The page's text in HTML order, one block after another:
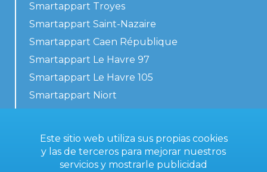
Smartappart Troyes
Smartappart Saint-Nazaire
Smartappart Caen République
Smartappart Le Havre 97
Smartappart Le Havre 105
Smartappart Niort
Contacta con nosotros
Este sitio web utiliza sus propias cookies
y las de terceros para mejorar nuestros
servicios y mostrarle publicidad